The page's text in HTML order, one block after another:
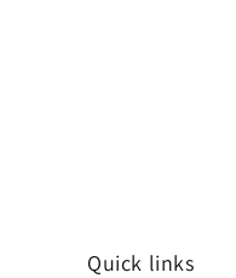
Quick links